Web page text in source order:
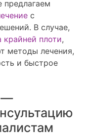
с
В случае,
крайней плоти,
методы лечения,
и быстрое
—